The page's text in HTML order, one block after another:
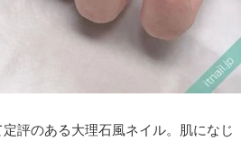
評のある大理石風ネイル。肌になじ